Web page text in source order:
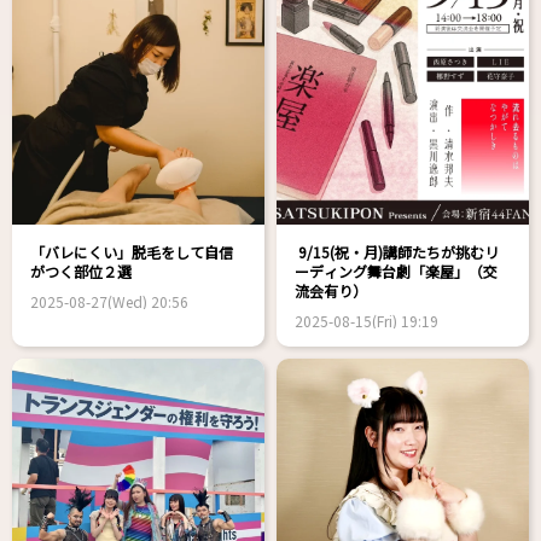
「バレにくい」脱毛をして自信
がつく部位２選
2025-08-27(Wed) 20:56
9/15(祝・月)講師たちが挑むリ
ーディング舞台劇「楽屋」（交
流会有り）
2025-08-15(Fri) 19:19